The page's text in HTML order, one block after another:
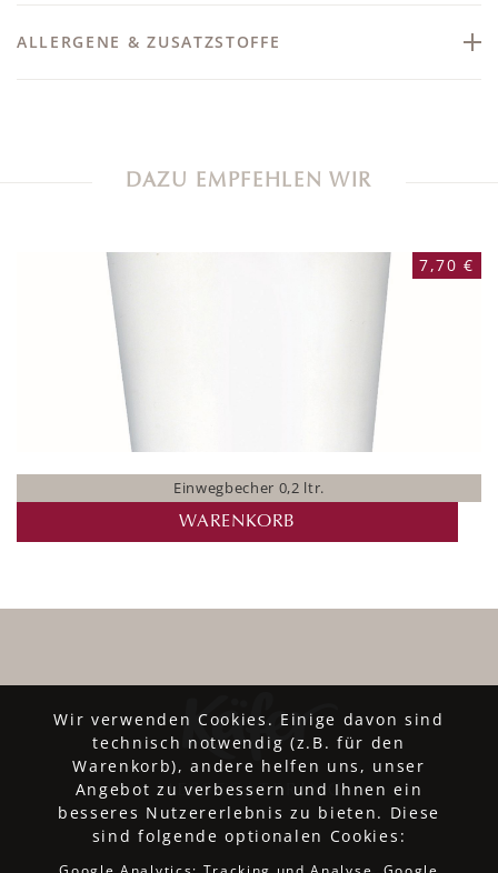
ALLERGENE & ZUSATZSTOFFE
DAZU EMPFEHLEN WIR
7,70 €
Einwegbecher 0,2 ltr.
WARENKORB
Wir verwenden Cookies. Einige davon sind
technisch notwendig (z.B. für den
Warenkorb), andere helfen uns, unser
Angebot zu verbessern und Ihnen ein
besseres Nutzererlebnis zu bieten. Diese
sind folgende optionalen Cookies: